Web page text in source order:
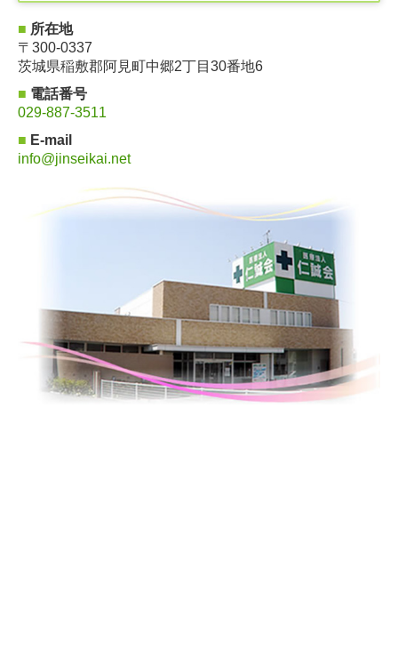
■ 所在地
〒300-0337
茨城県稲敷郡阿見町中郷2丁目30番地6
■ 電話番号
029-887-3511
■ E-mail
info@jinseikai.net